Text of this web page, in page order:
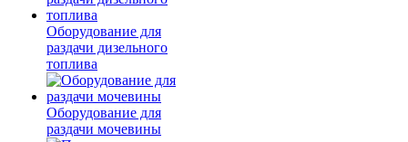
Оборудование для
раздачи дизельного
топлива
Оборудование для
раздачи мочевины